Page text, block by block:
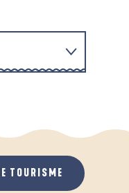
TOURISME